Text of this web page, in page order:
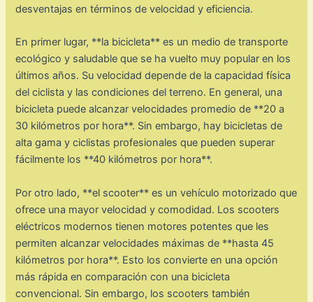
desventajas en términos de velocidad y eficiencia.
En primer lugar, **la bicicleta** es un medio de transporte
ecológico y saludable que se ha vuelto muy popular en los
últimos años. Su velocidad depende de la capacidad física
del ciclista y las condiciones del terreno. En general, una
bicicleta puede alcanzar velocidades promedio de **20 a
30 kilómetros por hora**. Sin embargo, hay bicicletas de
alta gama y ciclistas profesionales que pueden superar
fácilmente los **40 kilómetros por hora**.
Por otro lado, **el scooter** es un vehículo motorizado que
ofrece una mayor velocidad y comodidad. Los scooters
eléctricos modernos tienen motores potentes que les
permiten alcanzar velocidades máximas de **hasta 45
kilómetros por hora**. Esto los convierte en una opción
más rápida en comparación con una bicicleta
convencional. Sin embargo, los scooters también